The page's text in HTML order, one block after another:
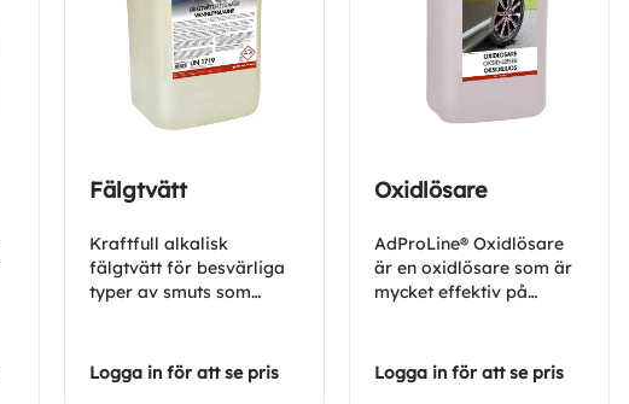
Fälgtvätt
Kraftfull alkalisk
fälgtvätt för besvärliga
typer av smuts som
Avlägsnar också oljerik
smuts och fett.
Logga in för att se pris
Oxidlösare
AdProLine® Oxidlösare
är en oxidlösare som är
mycket effektiv på
Logga in för att se pris